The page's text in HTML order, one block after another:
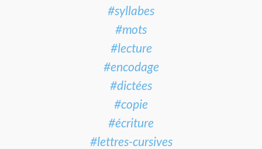
#syllabes
#mots
#lecture
#encodage
#dictées
#copie
#écriture
#lettres-cursives